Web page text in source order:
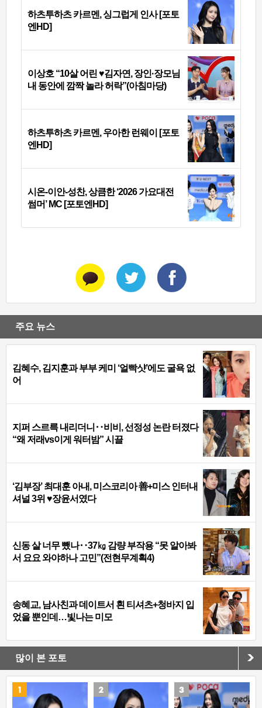
하츠투하츠 카르멘, 싱그럽게 인사 [포토
엔HD]
이상호 “10살 어린 ♥김자연, 장인·장모님
내 동안에 깜짝 놀라 허락”(아침마당)
하츠투하츠 카르멘, 우아한 런웨이 [포토
엔HD]
시온-이안-성찬, 상큼한 ‘2026 가요대전
썸머’ MC [포토엔HD]
주요 뉴스
김혜수, 김지훈과 부부 케미 ‘얼빡샷’에도 굴욕 없
어
지퍼 스르륵 내리더니‥비비, 선정성 논란 터졌다
“왜 저래vs이게 워터밤” 시끌
‘김부장’ 최대훈 아내, 미스코리아 善+미스 인터내
셔널 3위 ♥장윤서였다
신동 살 너무 뺐나‥37㎏ 감량 부작용 “못 알아봐
서 요요 와야하나 고민”(전현무계획4)
송혜교, 남사친과 데이트서 흰 티셔츠+청바지 입
었을 뿐인데…빛나는 미모
많이 본 포토